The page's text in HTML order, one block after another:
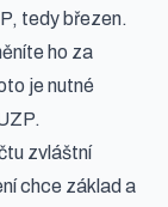
tedy březen.
ho za
je nutné
zvláštní
chce základ a